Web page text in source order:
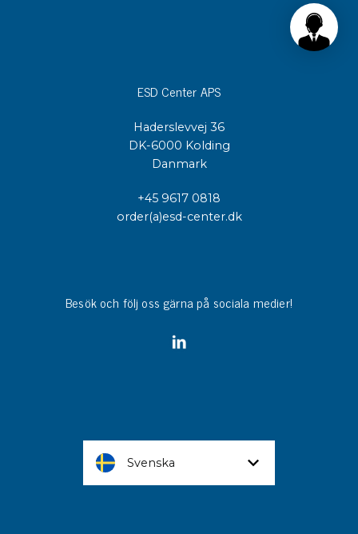
ESD Center APS
Haderslevvej 36
DK-6000 Kolding
Danmark
+45 9617 0818
order(a)esd-center.dk
Besök och följ oss gärna på sociala medier!
Svenska